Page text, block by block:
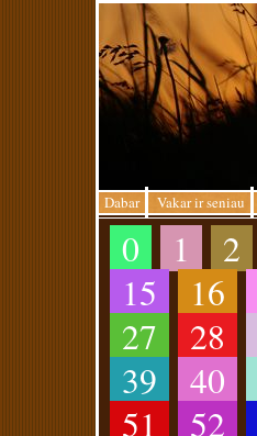
Dabar Vakar ir seniau
0 1 2
15
16
27
28
39
40
51
52